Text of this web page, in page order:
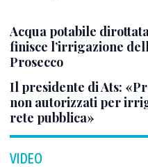
Acqua potabile
finisce l’irrigazione
Prosecco
Il presidente di Ats:
non autorizzati per
rete pubblica»
VIDEO